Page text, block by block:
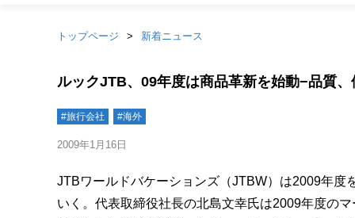
トップページ 新着ニュース
ルックJTB、09年度は商品革新を始動−品質
#旅行会社 #海外
2009年1月16日
JTBワールドバケーションズ（JTBW）は2009年度
いく。代表取締役社長の北島文幸氏は2009年度の